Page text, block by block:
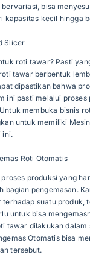
bisa
kapasitas kecil hingga
Slicer
roti tawar? Pasti
tawar berbentuk
dipastikan bahwa
ini pasti melalui proses
membuka bisnis
untuk memiliki
ini.
Roti Otomatis
produksi yang
bagian pengemasan.
terhadap suatu produk,
untuk bisa
tawar dilakukan dalam
Otomatisbisa
tersebut.